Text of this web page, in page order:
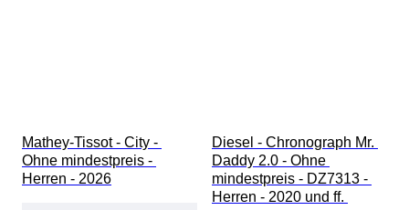
Mathey-Tissot - City -
Ohne mindestpreis -
Herren - 2026
Diesel - Chronograph Mr.
Daddy 2.0 - Ohne
mindestpreis - DZ7313 -
Herren - 2020 und ff.